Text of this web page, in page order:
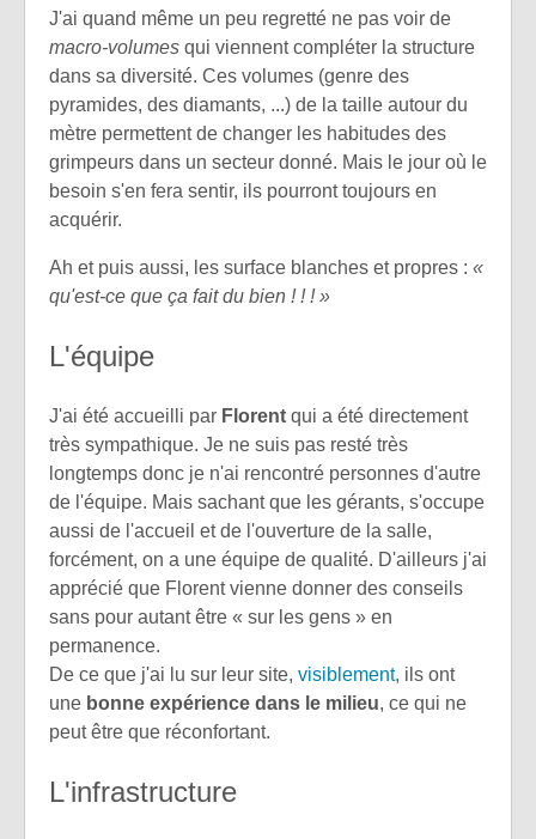
J'ai quand même un peu regretté ne pas voir de
macro-volumes qui viennent compléter la structure
dans sa diversité. Ces volumes (genre des
pyramides, des diamants, ...) de la taille autour du
mètre permettent de changer les habitudes des
grimpeurs dans un secteur donné. Mais le jour où le
besoin s'en fera sentir, ils pourront toujours en
acquérir.
Ah et puis aussi, les surface blanches et propres : «
qu'est-ce que ça fait du bien ! ! ! »
L'équipe
J'ai été accueilli par Florent qui a été directement
très sympathique. Je ne suis pas resté très
longtemps donc je n'ai rencontré personnes d'autre
de l'équipe. Mais sachant que les gérants, s'occupe
aussi de l'accueil et de l'ouverture de la salle,
forcément, on a une équipe de qualité. D'ailleurs j'ai
apprécié que Florent vienne donner des conseils
sans pour autant être « sur les gens » en
permanence.
De ce que j'ai lu sur leur site, visiblement, ils ont
une bonne expérience dans le milieu, ce qui ne
peut être que réconfortant.
L'infrastructure